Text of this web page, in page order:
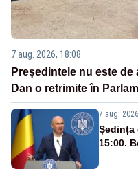
7 aug. 2026, 18:08
Președintele nu este
Dan o retrimite în
7 aug.
Ședința
15:00.